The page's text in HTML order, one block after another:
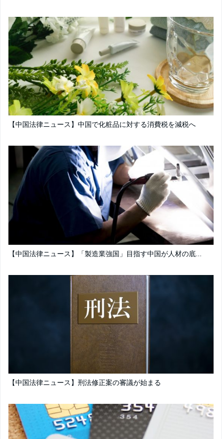
【中国法律ニュース】中国で化粧品に対する消費税を減税へ
【中国法律ニュース】「製造業強国」目指す中国が人材の底...
【中国法律ニュース】刑法修正案の審議が始まる